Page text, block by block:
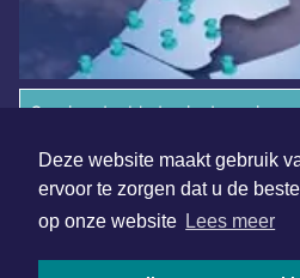
Deze website maakt gebruik
ervoor te zorgen dat u de
op onze website Lees meer
Overige dagbladen in de regio
Algemene voorwaarden
Disclaimer